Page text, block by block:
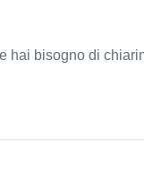
hai bisogno di